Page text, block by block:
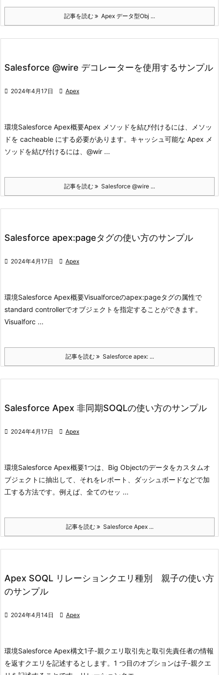
記事を読む Apex データ型Obj ...
Salesforce @wire デコレーターを使用するサンプル
 2024年4月17日  Apex
環境Salesforce Apex概要Apex メソッドを結び付けるには、メソッ
ドを cacheable にする必要があります。 キャッシュ可能な Apex メ
ソッドを結び付けるには、@wir ...
記事を読む Salesforce @wire ...
Salesforce apex:pageタグの使い方のサンプル
 2024年4月17日  Apex
環境Salesforce Apex概要Visualforceのapex:pageタグの属性で
standard controllerでオブジェクトを指定することができます。
Visualforc ...
記事を読む Salesforce apex: ...
Salesforce Apex 非同期SOQLの使い方のサンプル
 2024年4月17日  Apex
環境Salesforce Apex概要1つは、Big Objectのデータをカスタムオ
ブジェクトに抽出して、 それをレポート、ダッシュボードなどで加
工する方法です。 例えば、全てのセッ ...
記事を読む Salesforce Apex ...
Apex SOQL リレーションクエリ種別 親子の使い方
のサンプル
 2024年4月14日  Apex
環境Salesforce Apex構文1子-親クエリ取引先と取引先責任者の情報
を返すクエリを記述するとします。1 つ目のオプションは子-親クエ